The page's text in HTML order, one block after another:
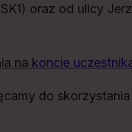
oraz od ulicy
na koncie
do